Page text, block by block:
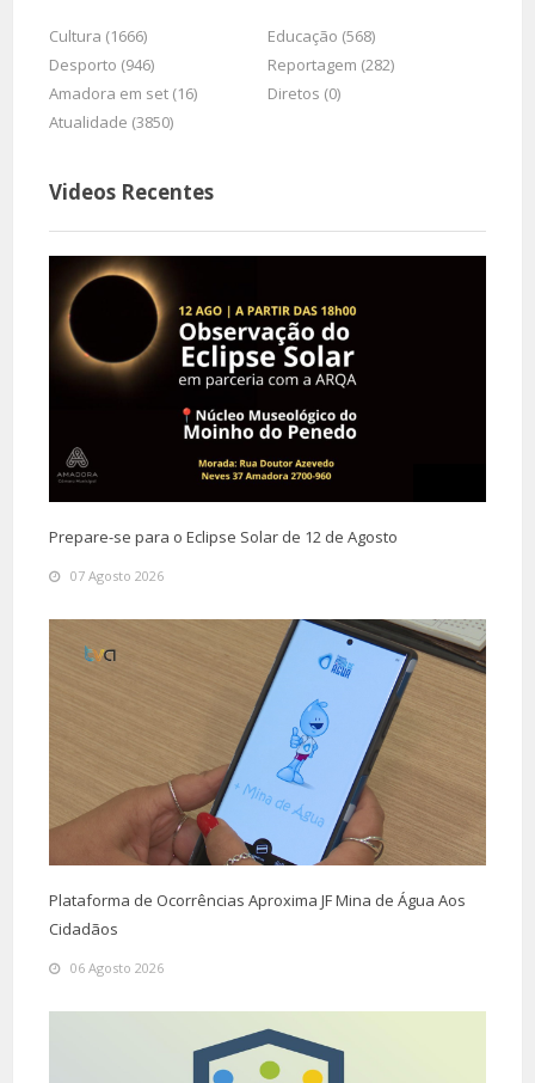
Cultura (1666)
Educação (568)
Desporto (946)
Reportagem (282)
Amadora em set (16)
Diretos (0)
Atualidade (3850)
Videos Recentes
Prepare-se para o Eclipse Solar de 12 de Agosto
07 Agosto 2026
Plataforma de Ocorrências Aproxima JF Mina de Água Aos
Cidadãos
06 Agosto 2026